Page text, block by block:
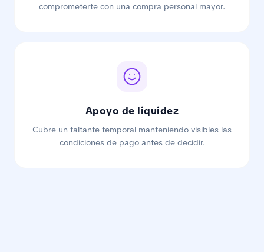
comprometerte con una compra personal mayor.
Apoyo de liquidez
Cubre un faltante temporal manteniendo visibles las
condiciones de pago antes de decidir.